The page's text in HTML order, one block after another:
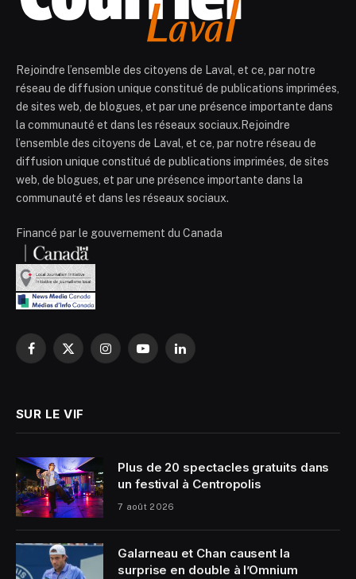
Rejoindre l’ensemble des citoyens de Laval, et ce, par notre
réseau de diffusion unique constitué de publications imprimées,
de sites web, de blogues, et par une présence importante dans
la communauté et dans les réseaux sociaux.Rejoindre
l’ensemble des citoyens de Laval, et ce, par notre réseau de
diffusion unique constitué de publications imprimées, de sites
web, de blogues, et par une présence importante dans la
communauté et dans les réseaux sociaux.
Financé par le gouvernement du Canada
Facebook
X
InstagramYouTubeLinkedIn
SUR LE VIF
Plus de 20 spectacles gratuits dans
un festival à Centropolis
7 août 2026
Galarneau et Chan causent la
surprise en double à l’Omnium